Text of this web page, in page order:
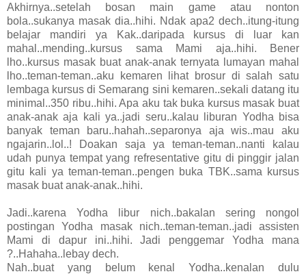
Akhirnya..setelah bosan main game atau nonton
bola..sukanya masak dia..hihi. Ndak apa2 dech..itung-itung
belajar mandiri ya Kak..daripada kursus di luar kan
mahal..mending..kursus sama Mami aja..hihi. Bener
lho..kursus masak buat anak-anak ternyata lumayan mahal
lho..teman-teman..aku kemaren lihat brosur di salah satu
lembaga kursus di Semarang sini kemaren..sekali datang itu
minimal..350 ribu..hihi. Apa aku tak buka kursus masak buat
anak-anak aja kali ya..jadi seru..kalau liburan Yodha bisa
banyak teman baru..hahah..separonya aja wis..mau aku
ngajarin..lol..! Doakan saja ya teman-teman..nanti kalau
udah punya tempat yang refresentative gitu di pinggir jalan
gitu kali ya teman-teman..pengen buka TBK..sama kursus
masak buat anak-anak..hihi.
Jadi..karena Yodha libur nich..bakalan sering nongol
postingan Yodha masak nich..teman-teman..jadi assisten
Mami di dapur ini..hihi. Jadi penggemar Yodha mana
?..Hahaha..lebay dech.
Nah..buat yang belum kenal Yodha..kenalan dulu